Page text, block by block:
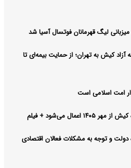
لیگ قهرمانان فوتسال آسیا شد
کیش به تهران؛ از حمایت بیمه‌ای تا
امت اسلامی است
می‌شود + فیلم
و توجه به مشکلات فعالان اقتصادی